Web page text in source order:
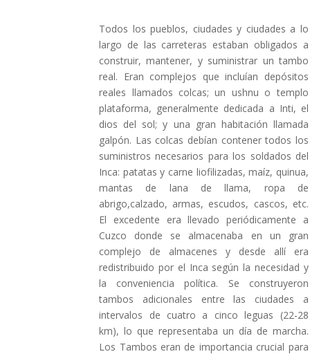
Todos los pueblos, ciudades y ciudades a lo
largo de las carreteras estaban obligados a
construir, mantener, y suministrar un tambo
real. Eran complejos que incluían depósitos
reales llamados colcas; un ushnu o templo
plataforma, generalmente dedicada a Inti, el
dios del sol; y una gran habitación llamada
galpón. Las colcas debían contener todos los
suministros necesarios para los soldados del
Inca: patatas y carne liofilizadas, maíz, quinua,
mantas de lana de llama, ropa de
abrigo,calzado, armas, escudos, cascos, etc.
El excedente era llevado periódicamente a
Cuzco donde se almacenaba en un gran
complejo de almacenes y desde allí era
redistribuido por el Inca según la necesidad y
la conveniencia política. Se construyeron
tambos adicionales entre las ciudades a
intervalos de cuatro a cinco leguas (22-28
km), lo que representaba un día de marcha.
Los Tambos eran de importancia crucial para